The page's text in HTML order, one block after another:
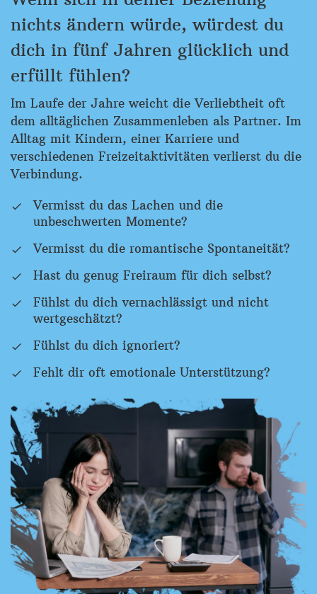
nichts ändern würde, würdest du
dich in fünf Jahren glücklich und
erfüllt fühlen?
Im Laufe der Jahre weicht die Verliebtheit oft
dem alltäglichen Zusammenleben als Partner. Im
Alltag mit Kindern, einer Karriere und
verschiedenen Freizeitaktivitäten verlierst du die
Verbindung.
Vermisst du das Lachen und die
unbeschwerten Momente?
Vermisst du die romantische Spontaneität?
Hast du genug Freiraum für dich selbst?
Fühlst du dich vernachlässigt und nicht
wertgeschätzt?
Fühlst du dich ignoriert?
Fehlt dir oft emotionale Unterstützung?